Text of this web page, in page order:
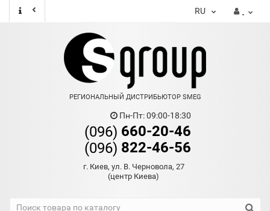
RU
РЕГИОНАЛЬНЫЙ ДИСТРИБЬЮТОР SMEG
Пн-Пт: 09:00-18:30
(096) 660-20-46
(096) 822-46-56
г. Киев, ул. В. Черновола, 27
(центр Киева)